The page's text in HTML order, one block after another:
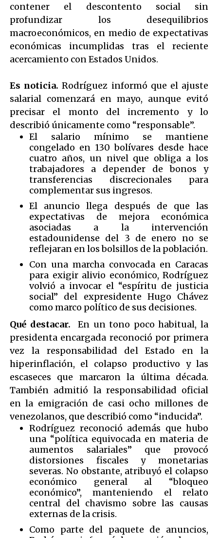
contener el descontento social sin
profundizar los desequilibrios
macroeconómicos, en medio de expectativas
económicas incumplidas tras el reciente
acercamiento con Estados Unidos.
Es noticia.Rodríguez informó que el ajuste
salarial comenzará en mayo, aunque evitó
precisar el monto del incremento y lo
describió únicamente como “responsable”.
El salario mínimo se mantiene
congelado en 130 bolívares desde hace
cuatro años, un nivel que obliga a los
trabajadores a depender de bonos y
transferencias discrecionales para
complementar sus ingresos.
El anuncio llega después de que las
expectativas de mejora económica
asociadas a la intervención
estadounidense del 3 de enero no se
reflejaran en los bolsillos de la población.
Con una marcha convocada en Caracas
para exigir alivio económico, Rodríguez
volvió a invocar el “espíritu de justicia
social” del expresidente Hugo Chávez
como marco político de sus decisiones.
Qué destacar.
En un tono poco habitual, la
presidenta encargada reconoció por primera
vez la responsabilidad del Estado en la
hiperinflación, el colapso productivo y las
escaseces que marcaron la última década.
También admitió la responsabilidad oficial
en la emigración de casi ocho millones de
venezolanos, que describió como “inducida”.
Rodríguez reconoció además que hubo
una “política equivocada en materia de
aumentos salariales” que provocó
distorsiones fiscales y monetarias
severas. No obstante, atribuyó el colapso
económico general al “bloqueo
económico”, manteniendo el relato
central del chavismo sobre las causas
externas de la crisis.
Como parte del paquete de anuncios,